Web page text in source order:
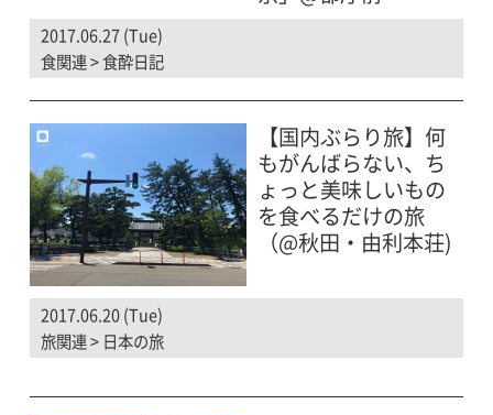
2017.06.27 (Tue)
食関連>食酔日記
【国内ぶらり旅】何
もがんばらない、ち
ょっと美味しいもの
を食べるだけの旅
（@秋田・由利本荘)
2017.06.20 (Tue)
旅関連> 日本の旅